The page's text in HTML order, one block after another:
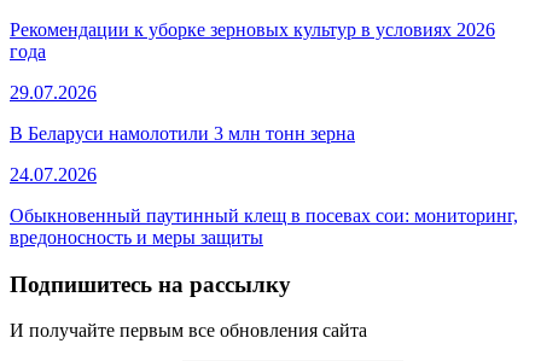
Рекомендации к уборке зерновых культур в условиях 2026
года
29.07.2026
В Беларуси намолотили 3 млн тонн зерна
24.07.2026
Обыкновенный паутинный клещ в посевах сои: мониторинг,
вредоносность и меры защиты
Подпишитесь на рассылку
И получайте первым все обновления сайта